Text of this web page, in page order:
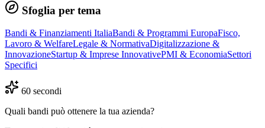
Sfoglia per tema
Bandi & Finanziamenti ItaliaBandi & Programmi EuropaFisco,
Lavoro & WelfareLegale & NormativaDigitalizzazione &
InnovazioneStartup & Imprese InnovativePMI & EconomiaSettori
Specifici
60 secondi
Quali bandi può ottenere la tua azienda?